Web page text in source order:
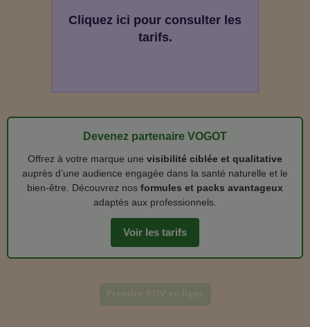
Cliquez ici pour consulter les
tarifs.
Devenez partenaire VOGOT
Offrez à votre marque une visibilité ciblée et qualitative
auprès d’une audience engagée dans la santé naturelle et le
bien‑être. Découvrez nos formules et packs avantageux
adaptés aux professionnels.
Voir les tarifs